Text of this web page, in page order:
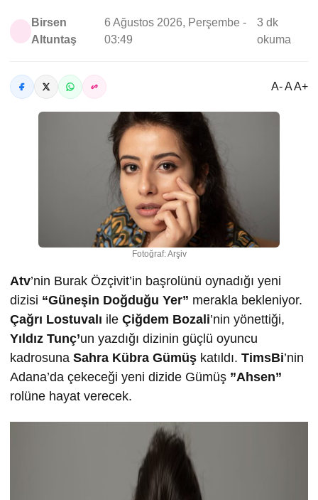
Birsen
Altuntaş
6 Ağustos 2026, Perşembe -
03:49
3 dk
okuma
A- A A+
Fotoğraf: Arşiv
Atv’nin Burak Özçivit’in başrolünü oynadığı yeni
dizisi “Güneşin Doğduğu Yer” merakla bekleniyor.
Çağrı Lostuvalı ile Çiğdem Bozali’nin yönettiği,
Yıldız Tunç’un yazdığı dizinin güçlü oyuncu
kadrosuna Sahra Kübra Gümüş katıldı. TimsBi’nin
Adana’da çekeceği yeni dizide Gümüş ”Ahsen”
rolüne hayat verecek.